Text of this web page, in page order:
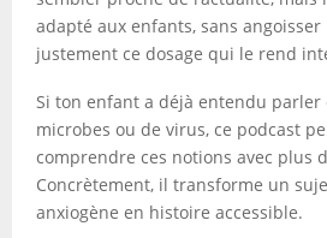
adapté aux enfants, sans angoisser
justement ce dosage qui le rend
Si ton enfant a déjà entendu parler
microbes ou de virus, ce podcast
comprendre ces notions avec plus
Concrètement, il transforme un
anxiogène en histoire accessible.